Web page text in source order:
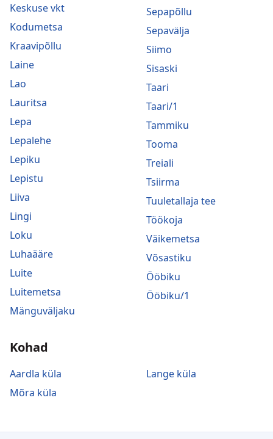
Keskuse vkt
Kodumetsa
Kraavipõllu
Laine
Lao
Lauritsa
Lepa
Lepalehe
Lepiku
Lepistu
Liiva
Lingi
Loku
Luhaääre
Luite
Luitemetsa
Mänguväljaku
Sepapõllu
Sepavälja
Siimo
Sisaski
Taari
Taari/1
Tammiku
Tooma
Treiali
Tsiirma
Tuuletallaja tee
Töökoja
Väikemetsa
Võsastiku
Ööbiku
Ööbiku/1
Kohad
Aardla küla
Mõra küla
Lange küla